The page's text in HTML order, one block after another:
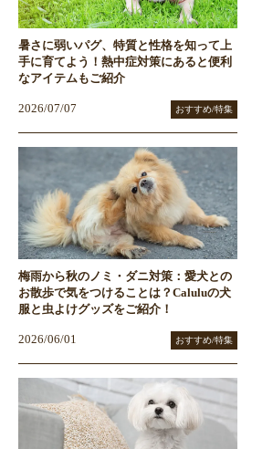
暑さに弱いパグ、特質と性格を知って上
手に育てよう！熱中症対策にあると便利
なアイテムもご紹介
2026/07/07 おすすめ/特集
梅雨から秋のノミ・ダニ対策：愛犬との
お散歩で気をつけることは？Caluluの犬
服と虫よけグッズをご紹介！
2026/06/01 おすすめ/特集